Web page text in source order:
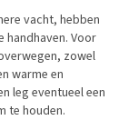
vacht, hebben
handhaven. Voor
zowel
warme en
leg eventueel een
te houden.